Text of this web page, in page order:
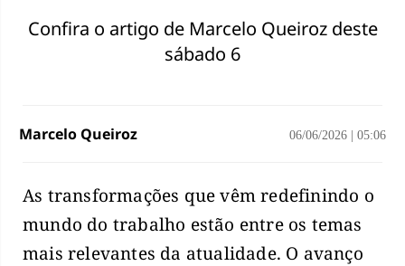
Confira o artigo de Marcelo Queiroz deste
sábado 6
Marcelo Queiroz 06/06/2026 05:06
As transformações que vêm redefinindo o
mundo do trabalho estão entre os temas
mais relevantes da atualidade. O avanço